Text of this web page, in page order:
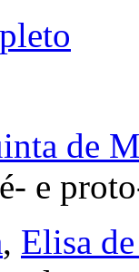
de
e
, Elisa